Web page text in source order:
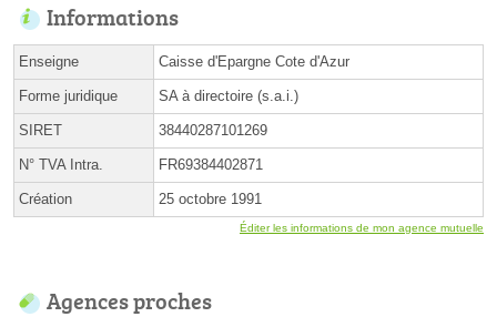
Informations
Enseigne Caisse d'Epargne Cote d'Azur
Forme juridique SA à directoire (s.a.i.)
SIRET 38440287101269
N° TVA Intra. FR69384402871
Création 25 octobre 1991
Éditer les informations de mon agence mutuelle
Agences proches